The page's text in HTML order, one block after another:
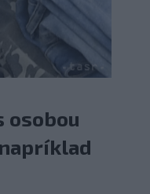
osobou